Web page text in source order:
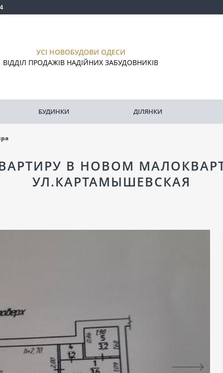
УСІ НОВОБУДОВИ ОДЕСИ
ВІДДІЛ ПРОДАЖІВ НАДІЙНИХ ЗАБУДОВНИКІВ
БУДИНКИ ДІЛЯНКИ
В НОВОМ
УЛ.КАРТАМЫШЕВСКАЯ